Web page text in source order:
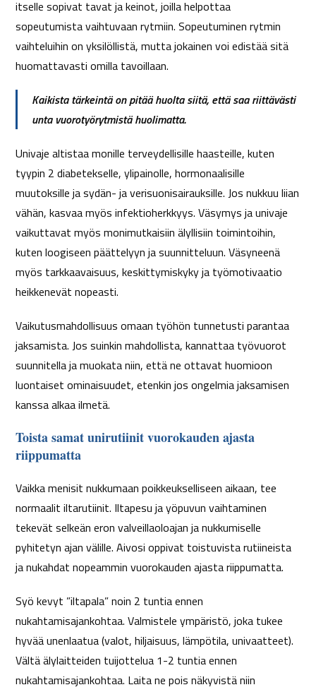
itselle sopivat tavat ja keinot, joilla helpottaa
sopeutumista vaihtuvaan rytmiin. Sopeutuminen rytmin
vaihteluihin on yksilöllistä, mutta jokainen voi edistää sitä
huomattavasti omilla tavoillaan.
Kaikista tärkeintä on pitää huolta siitä, että saa riittävästi
unta vuorotyörytmistä huolimatta.
Univaje altistaa monille terveydellisille haasteille, kuten
tyypin 2 diabetekselle, ylipainolle, hormonaalisille
muutoksille ja sydän- ja verisuonisairauksille. Jos nukkuu liian
vähän, kasvaa myös infektioherkkyys. Väsymys ja univaje
vaikuttavat myös monimutkaisiin älyllisiin toimintoihin,
kuten loogiseen päättelyyn ja suunnitteluun. Väsyneenä
myös tarkkaavaisuus, keskittymiskyky ja työmotivaatio
heikkenevät nopeasti.
Vaikutusmahdollisuus omaan työhön tunnetusti parantaa
jaksamista. Jos suinkin mahdollista, kannattaa työvuorot
suunnitella ja muokata niin, että ne ottavat huomioon
luontaiset ominaisuudet, etenkin jos ongelmia jaksamisen
kanssa alkaa ilmetä.
Toista samat unirutiinit vuorokauden ajasta
riippumatta
Vaikka menisit nukkumaan poikkeukselliseen aikaan, tee
normaalit iltarutiinit. Iltapesu ja yöpuvun vaihtaminen
tekevät selkeän eron valveillaoloajan ja nukkumiselle
pyhitetyn ajan välille. Aivosi oppivat toistuvista rutiineista
ja nukahdat nopeammin vuorokauden ajasta riippumatta.
Syö kevyt ”iltapala” noin 2 tuntia ennen
nukahtamisajankohtaa. Valmistele ympäristö, joka tukee
hyvää unenlaatua (valot, hiljaisuus, lämpötila, univaatteet).
Vältä älylaitteiden tuijottelua 1-2 tuntia ennen
nukahtamisajankohtaa. Laita ne pois näkyvistä niin